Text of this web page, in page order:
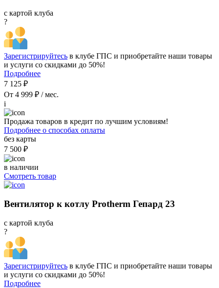
с картой клуба
?
Зарегистрируйтесь в клубе ГПС и приобретайте наши товары
и услуги со скидками до 50%!
Подробнее
7 125 ₽
От 4 999 ₽ / мес.
i
Продажа товаров в кредит по лучшим условиям!
Подробнее о способах оплаты
без карты
7 500 ₽
в наличии
Смотреть товар
Вентилятор к котлу Protherm Гепард 23
с картой клуба
?
Зарегистрируйтесь в клубе ГПС и приобретайте наши товары
и услуги со скидками до 50%!
Подробнее